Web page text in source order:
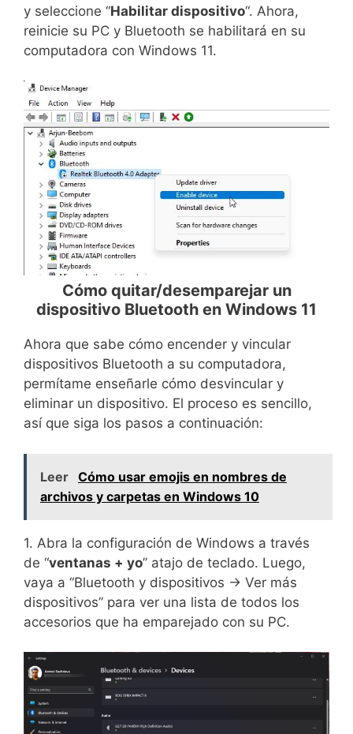
y seleccione “Habilitar dispositivo“. Ahora,
reinicie su PC y Bluetooth se habilitará en su
computadora con Windows 11.
Cómo quitar/desemparejar un
dispositivo Bluetooth en Windows 11
Ahora que sabe cómo encender y vincular
dispositivos Bluetooth a su computadora,
permítame enseñarle cómo desvincular y
eliminar un dispositivo. El proceso es sencillo,
así que siga los pasos a continuación:
Leer Cómo usar emojis en nombres de
archivos y carpetas en Windows 10
1. Abra la configuración de Windows a través
de “ventanas + yo” atajo de teclado. Luego,
vaya a “Bluetooth y dispositivos -> Ver más
dispositivos” para ver una lista de todos los
accesorios que ha emparejado con su PC.